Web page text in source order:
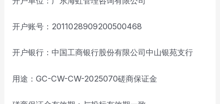
开户账号：2011028909200500468
开户银行：中国工商银行股份有限公司中山银苑支行
用途：GC-CW-CW-2025070磋商保证金